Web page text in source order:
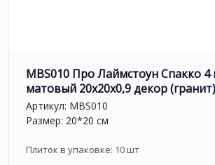
MBS010 Про Лаймстоун Спакко
матовый 20х20х0,9 декор (гранит)
Артикул: MBS010
Размер: 20*20 см
Плиток в упаковке: 10шт